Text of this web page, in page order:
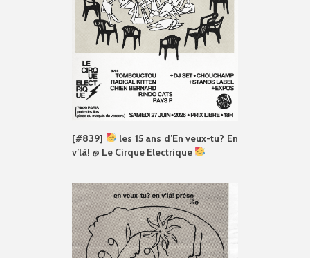
[#839]
les 15 ans d’En veux-tu? En
v’là! @ Le Cirque Electrique